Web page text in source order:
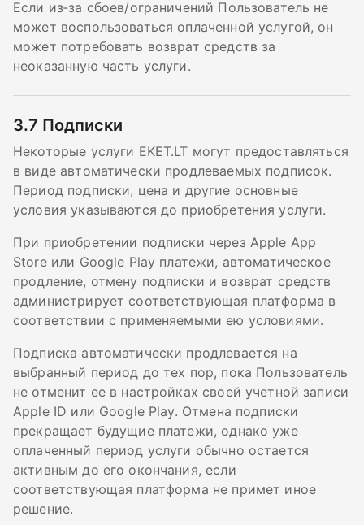
Если из‑за сбоев/ограничений Пользователь не
может воспользоваться оплаченной услугой, он
может потребовать возврат средств за
неоказанную часть услуги.
3.7 Подписки
Некоторые услуги EKET.LT могут предоставляться
в виде автоматически продлеваемых подписок.
Период подписки, цена и другие основные
условия указываются до приобретения услуги.
При приобретении подписки через Apple App
Store или Google Play платежи, автоматическое
продление, отмену подписки и возврат средств
администрирует соответствующая платформа в
соответствии с применяемыми ею условиями.
Подписка автоматически продлевается на
выбранный период до тех пор, пока Пользователь
не отменит ее в настройках своей учетной записи
Apple ID или Google Play. Отмена подписки
прекращает будущие платежи, однако уже
оплаченный период услуги обычно остается
активным до его окончания, если
соответствующая платформа не примет иное
решение.